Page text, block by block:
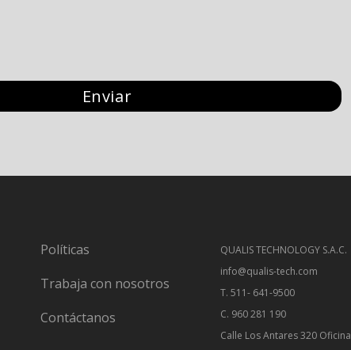
Políticas
Trabaja con nosotros
Contáctanos
QUALIS TECHNOLOGY S.A.C.
info@qualis-tech.com
T. 511- 641-9500
C. 960 281 190
Calle Los Antares 320 Oficina